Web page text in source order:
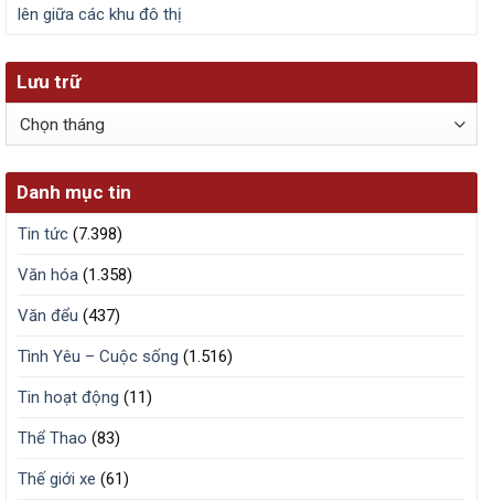
lên giữa các khu đô thị
Lưu trữ
Lưu
Danh mục tin
Tin tức (7.398)
Văn hóa (1.358)
Văn đểu (437)
Tình Yêu – Cuộc sống (1.516)
Tin hoạt động (11)
Thể Thao (83)
Thế giới xe (61)